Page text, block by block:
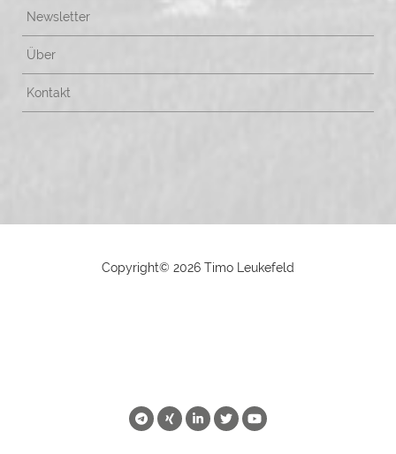
Newsletter
Über
Kontakt
Copyright© 2026 Timo Leukefeld